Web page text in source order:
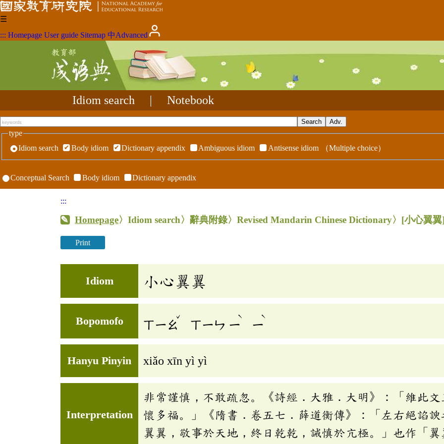
☰
::: Homepage User guide Sitemap 中Advanced
Idiom search Notebook
type
Idiom search
Body idiom Dictionary appendix Ambiguous idiom Antisense idiom （Multiple choice）
Conceptual Search Body idiom Dictionary appendix
:::
Homepage〉Idiom search〉辭典附錄〉Revised Mandarin Chinese Dictionary〉 [小心翼
Print
Idiom 小心翼翼
Bopomofo ㄒㄧㄠ
ˇ
ㄒㄧㄣ ㄧ
ˋ
ㄧ
ˋ
Hanyu Pinyin xiǎo xīn yì yì
Interpretation
非常謹慎，不敢疏忽。《詩經．大雅．大明》：「維此
懷多福。」《隋書．卷五七．薛道衡傳》：「左右絕諂
翼翼，敬事於天地，終日乾乾，誡慎於亢極。」也作「